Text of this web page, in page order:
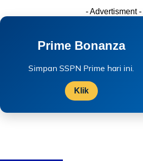
- Advertisment -
Prime Bonanza
Simpan SSPN Prime hari ini.
Klik